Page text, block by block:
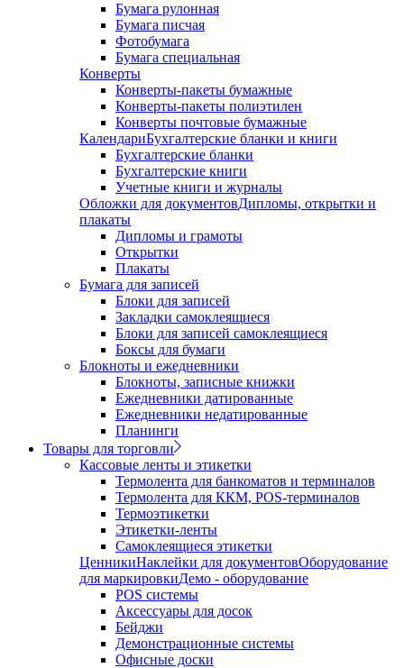
Бумага рулонная
Бумага писчая
Фотобумага
Бумага специальная
Конверты
Конверты-пакеты бумажные
Конверты-пакеты полиэтилен
Конверты почтовые бумажные
КалендариБухгалтерские бланки и книги
Бухгалтерские бланки
Бухгалтерские книги
Учетные книги и журналы
Обложки для документовДипломы, открытки и
плакаты
Дипломы и грамоты
Открытки
Плакаты
Бумага для записей
Блоки для записей
Закладки самоклеящиеся
Блоки для записей самоклеящиеся
Боксы для бумаги
Блокноты и ежедневники
Блокноты, записные книжки
Ежедневники датированные
Ежедневники недатированные
Планинги
Товары для торговли
Кассовые ленты и этикетки
Термолента для банкоматов и терминалов
Термолента для ККМ, POS-терминалов
Термоэтикетки
Этикетки-ленты
Самоклеящиеся этикетки
ЦенникиНаклейки для документовОборудование
для маркировкиДемо - оборудование
POS системы
Аксессуары для досок
Бейджи
Демонстрационные системы
Офисные доски